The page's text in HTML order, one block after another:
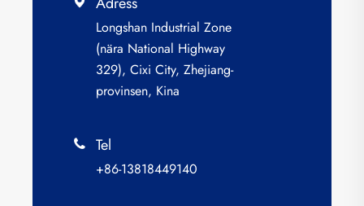
Longshan Industrial Zone
(nära National Highway
329), Cixi City, Zhejiang-
provinsen, Kina
 Tel
+86-13818449140